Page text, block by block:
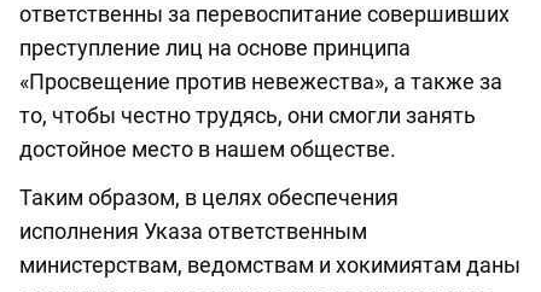
ответственны за перевоспитание совершивших
преступление лиц на основе принципа
«Просвещение против невежества», а также за
то, чтобы честно трудясь, они смогли занять
достойное место в нашем обществе.
Таким образом, в целях обеспечения
исполнения Указа ответственным
министерствам, ведомствам и хокимиятам даны